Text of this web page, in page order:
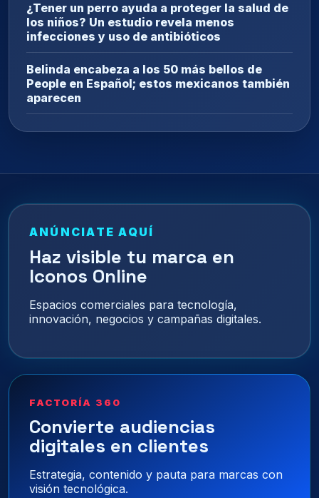
¿Tener un perro ayuda a proteger la salud de
los niños? Un estudio revela menos
infecciones y uso de antibióticos
Belinda encabeza a los 50 más bellos de
People en Español; estos mexicanos también
aparecen
ANÚNCIATE AQUÍ
Haz visible tu marca en
Iconos Online
Espacios comerciales para tecnología,
innovación, negocios y campañas digitales.
FACTORÍA 360
Convierte audiencias
digitales en clientes
Estrategia, contenido y pauta para marcas con
visión tecnológica.